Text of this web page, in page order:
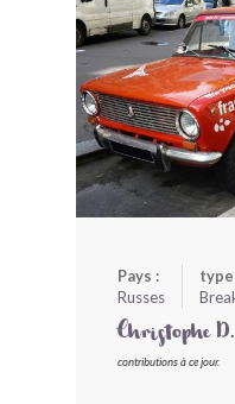
Pays :
Russes
type
Christophe D.
contributions à ce jour.